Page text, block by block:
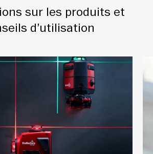
sur les produits et
d’utilisation